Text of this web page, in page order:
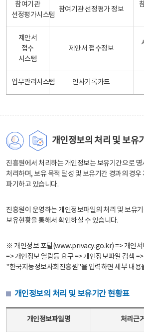
참여기관
선정평가시스템
참여기관 선정평가 정보
제안서
접수
시스템
제안서 접수정보
업무관리시스템 인사기록카드
개인정보의 처리 및 보유
진흥원에서 처리하는 개인정보는 보유기간으로
처리하며, 보유 목적 달성 및 보유기간 경과의 경우
파기하고 있습니다.
진흥원이 운영하는 개인정보파일의 처리 및 보유
보유현황을 통해서 확인하실 수 있습니다.
※ 개인정보 포털(www.privacy.go.kr) => 개인서
=> 개인정보 열람등 요구 => 개인정보파일 검색 =>
"한국지능정보사회진흥원"을 입력하면 세부 내용
개인정보의 처리 및 보유기간 현황표
개인정보파일명 처리근거